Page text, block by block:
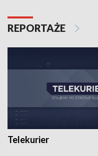
REPORTAŻE
Telekurier